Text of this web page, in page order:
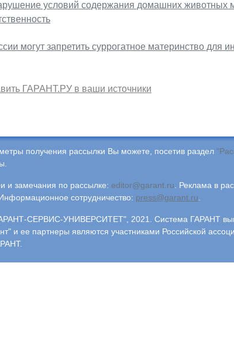
условий содержания домашних животных
могут запретить суррогатное материнство для
ГАРАНТ.РУ в ваши источники
получения рассылки Вы можете, посетив раздел
и замечания по рассылке: editor@garant.ru
Реклама в
сотрудничество: press@garant.ru
СЕРВИС-УНИВЕРСИТЕТ", 2021. Система ГАРАНТ
и ее партнеры являются участниками Российской